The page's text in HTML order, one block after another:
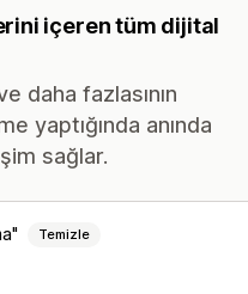
içeren tüm dijital
daha fazlasının
yaptığında anında
sağlar.
Temizle